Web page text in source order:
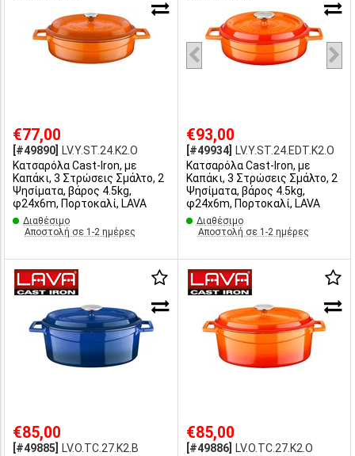
€77,00
[#49890]
LV.Y.ST.24.K2.O
Κατσαρόλα Cast-Iron, με
Καπάκι, 3 Στρώσεις Σμάλτο, 2
Ψησίματα, βάρος 4.5kg,
φ24x6m, Πορτοκαλί, LAVA
Διαθέσιμο
Αποστολή σε 1-2 ημέρες
€93,00
[#49934]
LV.Y.ST.24.EDT.K2.Ο
Κατσαρόλα Cast-Iron, με
Καπάκι, 3 Στρώσεις Σμάλτο, 2
Ψησίματα, βάρος 4.5kg,
φ24x6m, Πορτοκαλί, LAVA
Διαθέσιμο
Αποστολή σε 1-2 ημέρες
€85,00
[#49885]
LV.O.TC.27.K2.B
€85,00
[#49886]
LV.O.TC.27.K2.O